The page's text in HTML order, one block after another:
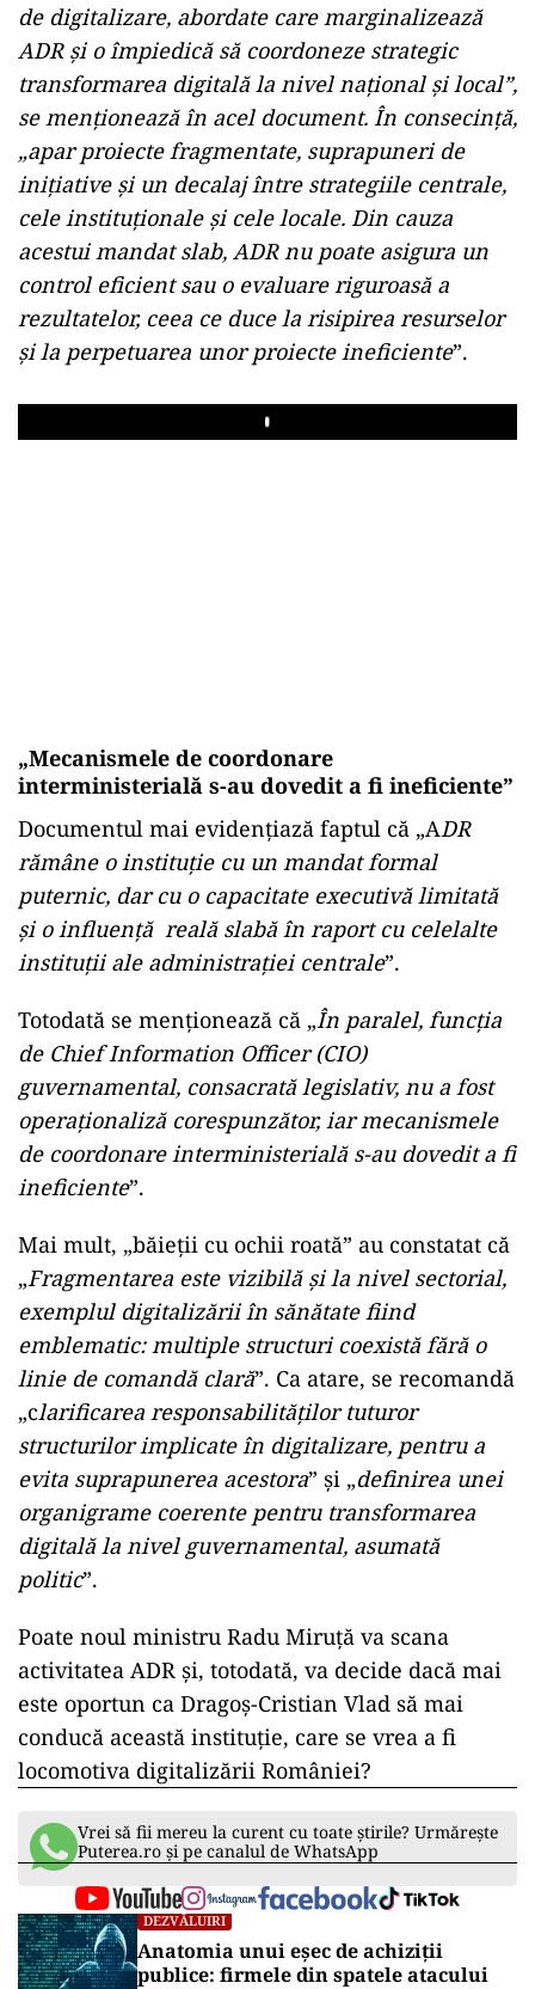
de digitalizare, abordate care marginalizează
ADR și o împiedică să coordoneze strategic
transformarea digitală la nivel național și local”,
se menționează în acel document. În consecință,
„apar proiecte fragmentate, suprapuneri de
inițiative și un decalaj între strategiile centrale,
cele instituționale și cele locale. Din cauza
acestui mandat slab, ADR nu poate asigura un
control eficient sau o evaluare riguroasă a
rezultatelor, ceea ce duce la risipirea resurselor
și la perpetuarea unor proiecte ineficiente”.
Play
„Mecanismele de coordonare
interministerială s-au dovedit a fi ineficiente”
Documentul mai evidențiază faptul că „ADR
rămâne o instituție cu un mandat formal
puternic, dar cu o capacitate executivă limitată
și o influență reală slabă în raport cu celelalte
instituții ale administrației centrale”.
Totodată se menționează că „În paralel, funcția
de Chief Information Officer (CIO)
guvernamental, consacrată legislativ, nu a fost
operaționaliză corespunzător, iar mecanismele
de coordonare interministerială s-au dovedit a fi
ineficiente”.
Mai mult, „băieții cu ochii roată” au constatat că
„Fragmentarea este vizibilă și la nivel sectorial,
exemplul digitalizării în sănătate fiind
emblematic: multiple structuri coexistă fără o
linie de comandă clară”. Ca atare, se recomandă
„clarificarea responsabilităților tuturor
structurilor implicate în digitalizare, pentru a
evita suprapunerea acestora” și „definirea unei
organigrame coerente pentru transformarea
digitală la nivel guvernamental, asumată
politic”.
Poate noul ministru Radu Miruță va scana
activitatea ADR și, totodată, va decide dacă mai
este oportun ca Dragoș-Cristian Vlad să mai
conducă această instituție, care se vrea a fi
locomotiva digitalizării României?
Vrei să fii mereu la curent cu toate știrile? Urmărește
Puterea.ro și pe canalul de WhatsApp
DEZVĂLUIRI
Anatomia unui eșec de achiziții
publice: firmele din spatele atacului